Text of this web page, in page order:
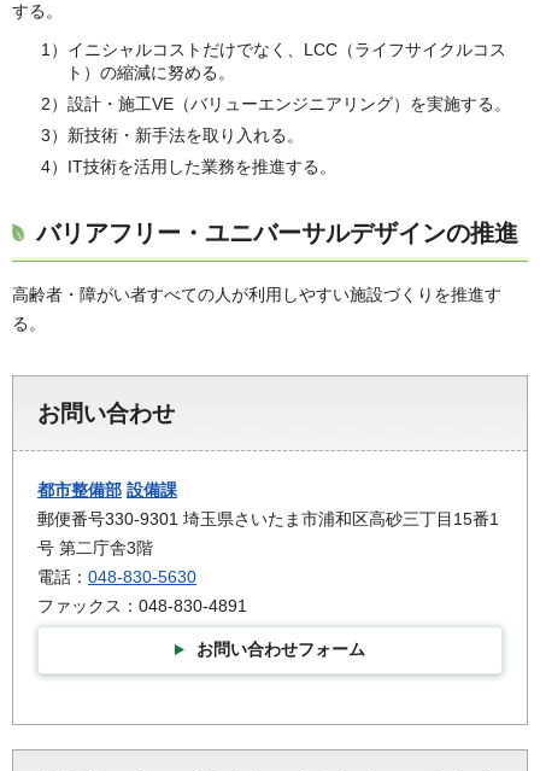
する。
1）イニシャルコストだけでなく、LCC（ライフサイクルコス
ト）の縮減に努める。
2）設計・施工VE（バリューエンジニアリング）を実施する。
3）新技術・新手法を取り入れる。
4）IT技術を活用した業務を推進する。
バリアフリー・ユニバーサルデザインの推進
高齢者・障がい者すべての人が利用しやすい施設づくりを推進す
る。
お問い合わせ
都市整備部 設備課
郵便番号330-9301 埼玉県さいたま市浦和区高砂三丁目15番1
号 第二庁舎3階
電話： 048-830-5630
ファックス：048-830-4891
お問い合わせフォーム